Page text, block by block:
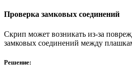
Проверка замковых соединений
Скрип может возникать из-за
замковых соединений между
Решение: